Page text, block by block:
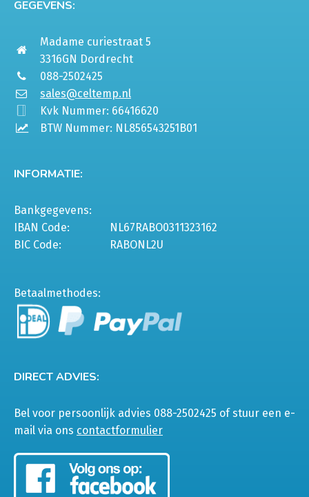
GEGEVENS:
Madame curiestraat 5
3316GN Dordrecht
088-2502425
sales@celtemp.nl
Kvk Nummer: 66416620
BTW Nummer: NL856543251B01
INFORMATIE:
Bankgegevens:
IBAN Code:
NL67RABO0311323162
BIC Code:
RABONL2U
Betaalmethodes:
DIRECT ADVIES:
Bel voor persoonlijk advies 088-2502425 of stuur een e-
mail via ons contactformulier